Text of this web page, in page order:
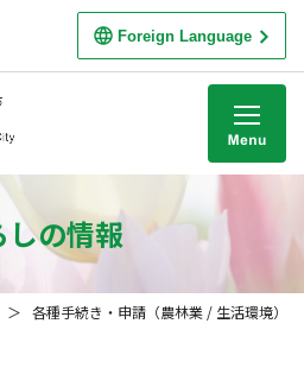
Foreign Language
しの情報
＞ 各種手続き・申請（農林業 / 生活環境）